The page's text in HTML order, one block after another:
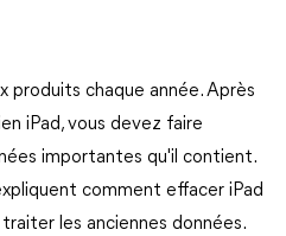
produits chaque année. Après
iPad, vous devez faire
importantes qu'il contient.
comment effacer iPad
les anciennes données.